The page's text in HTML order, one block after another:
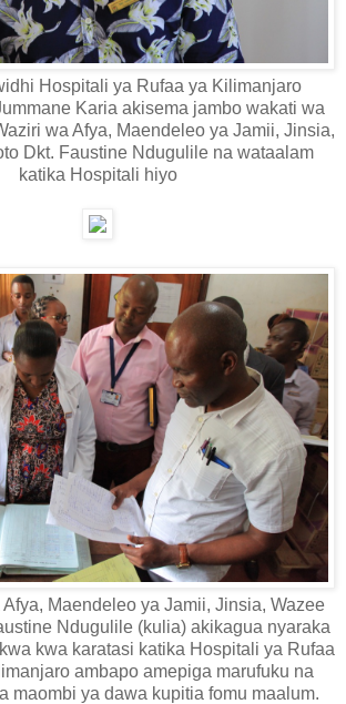
Hospitali ya Rufaa ya Kilimanjaro
Karia akisema jambo wakati wa
wa Afya, Maendeleo ya Jamii, Jinsia,
Dkt. Faustine Ndugulile na wataalam
katika Hospitali hiyo
Maendeleo ya Jamii, Jinsia, Wazee
Ndugulile (kulia) akikagua nyaraka
kwa karatasi katika Hospitali ya Rufaa
ambapo amepiga marufuku na
maombi ya dawa kupitia fomu maalum.